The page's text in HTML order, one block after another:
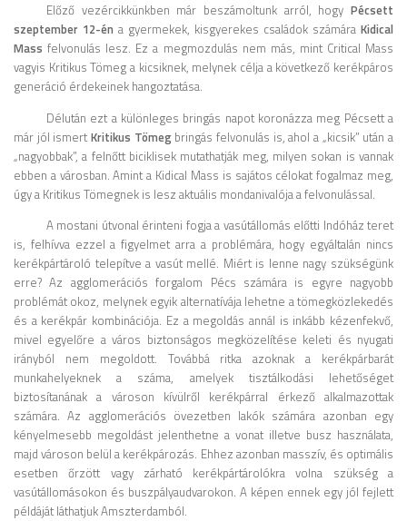
Előző vezércikkünkben már beszámoltunk arról, hogy Pécsett
szeptember 12-én a gyermekek, kisgyerekes családok számára Kidical
Mass felvonulás lesz. Ez a megmozdulás nem más, mint Critical Mass
vagyis Kritikus Tömeg a kicsiknek, melynek célja a következő kerékpáros
generáció érdekeinek hangoztatása.
Délután ezt a különleges bringás napot koronázza meg Pécsett a
már jól ismert Kritikus Tömeg bringás felvonulás is, ahol a „kicsik” után a
„nagyobbak”, a felnőtt biciklisek mutathatják meg, milyen sokan is vannak
ebben a városban. Amint a Kidical Mass is sajátos célokat fogalmaz meg,
úgy a Kritikus Tömegnek is lesz aktuális mondanivalója a felvonulással.
A mostani útvonal érinteni fogja a vasútállomás előtti Indóház teret
is, felhívva ezzel a figyelmet arra a problémára, hogy egyáltalán nincs
kerékpártároló telepítve a vasút mellé. Miért is lenne nagy szükségünk
erre? Az agglomerációs forgalom Pécs számára is egyre nagyobb
problémát okoz, melynek egyik alternatívája lehetne a tömegközlekedés
és a kerékpár kombinációja. Ez a megoldás annál is inkább kézenfekvő,
mivel egyelőre a város biztonságos megközelítése keleti és nyugati
irányból nem megoldott. Továbbá ritka azoknak a kerékpárbarát
munkahelyeknek a száma, amelyek tisztálkodási lehetőséget
biztosítanának a városon kívülről kerékpárral érkező alkalmazottak
számára. Az agglomerációs övezetben lakók számára azonban egy
kényelmesebb megoldást jelenthetne a vonat illetve busz használata,
majd városon belül a kerékpározás. Ehhez azonban masszív, és optimális
esetben őrzött vagy zárható kerékpártárolókra volna szükség a
vasútállomásokon és buszpályaudvarokon. A képen ennek egy jól fejlett
példáját láthatjuk Amszterdamból.